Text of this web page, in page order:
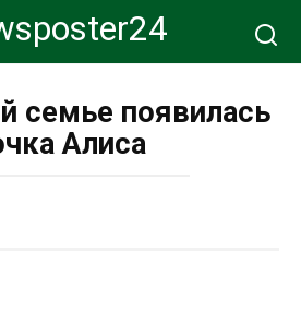
семье появилась
Алиса